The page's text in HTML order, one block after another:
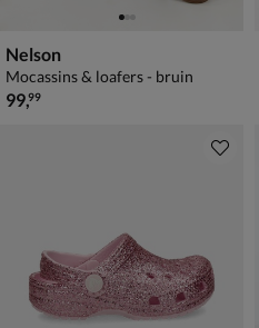
Nelson
Mocassins & loafers - bruin
€ 99,99
99,99